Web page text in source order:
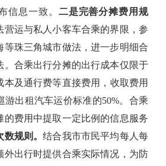
信息一致。 二是完善分摊费用规
营运与私人小客车合乘的界限，参
等珠三角城市做法，进一步明细合
。合乘出行分摊的出行成本仅限于
本及通行费等直接费用， 收取费用
游出租汽车运价标准的50%。合乘
的费用中提取一定比例的信息服务
数规则。结合我市市民平均每人每
外出行时提供合乘实际情况，为防